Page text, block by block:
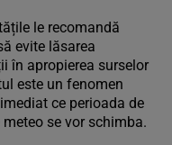
le recomandă
evite lăsarea
în apropierea surselor
este un fenomen
ce perioada de
se vor schimba.